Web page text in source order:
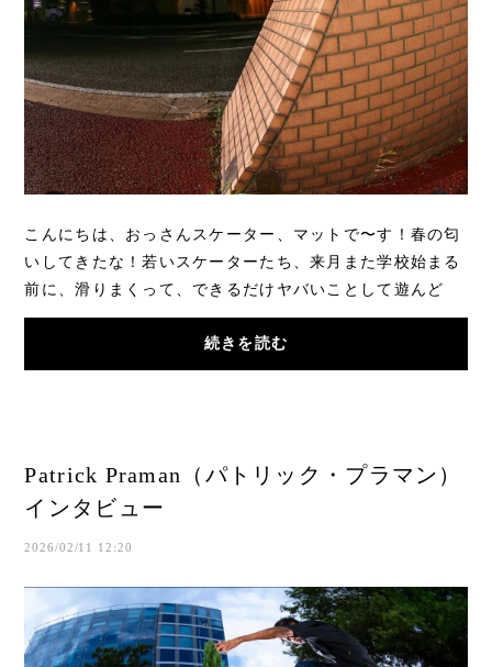
こんにちは、おっさんスケーター、マットで〜す！春の匂
いしてきたな！若いスケーターたち、来月また学校始まる
前に、滑りまくって、できるだけヤバいことして遊んど
け！今回のインタビューは細麺食いしん坊、GX1...
続きを読む
Patrick Praman（パトリック・プラマン）
インタビュー
2026/02/11 12:20